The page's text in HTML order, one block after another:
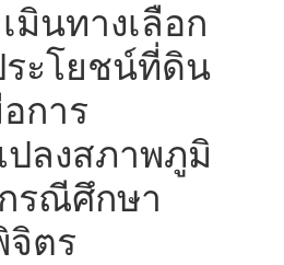
มินทางเลือก
ระโยชน์ที่ดิน
การ
ปลงสภาพภูมิ
รณีศึกษา
จิตร